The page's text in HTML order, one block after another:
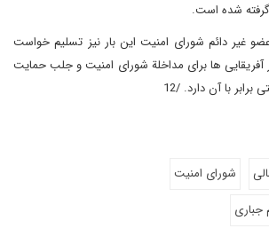
گرفته شده است.
غیر دائم شورای امنیت این بار نیز تسلیم خواست
آفریقایی ها برای مداخلة شورای امنیت و جلب حمایت
با آن دارد. /12
شورای امنیت